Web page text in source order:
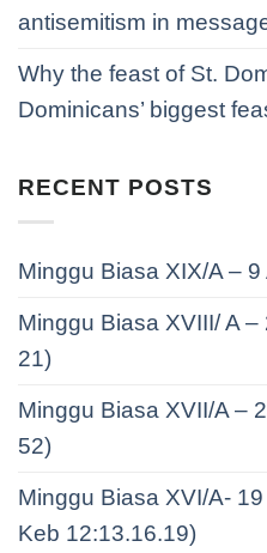
antisemitism in
Why the feast of St.
Dominicans’ biggest
RECENT POSTS
Minggu Biasa XIX/A –
Minggu Biasa XVIII/ A
21)
Minggu Biasa XVII/A –
52)
Minggu Biasa XVI/A-
Keb 12:13.16.19)